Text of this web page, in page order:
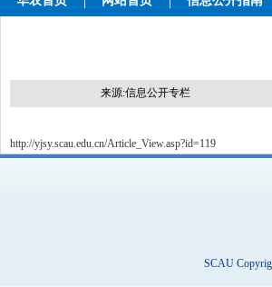
来源:信息公开专栏
http://yjsy.scau.edu.cn/Article_View.asp?id=119
SCAU